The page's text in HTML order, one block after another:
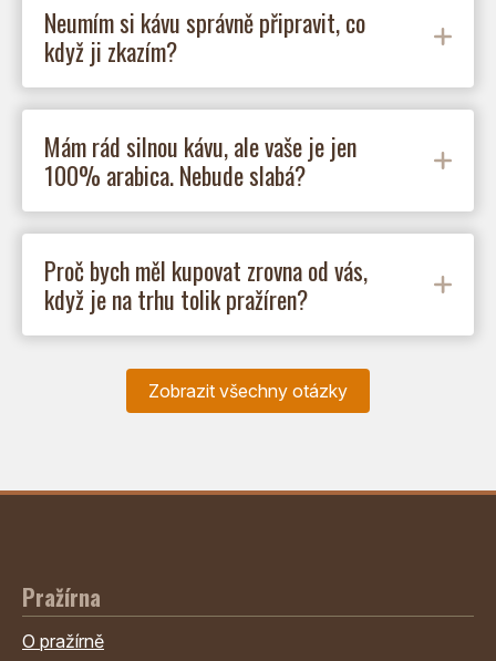
Neumím si kávu správně připravit, co
když ji zkazím?
Mám rád silnou kávu, ale vaše je jen
100% arabica. Nebude slabá?
Proč bych měl kupovat zrovna od vás,
když je na trhu tolik pražíren?
Zobrazit všechny otázky
Pražírna
O pražírně